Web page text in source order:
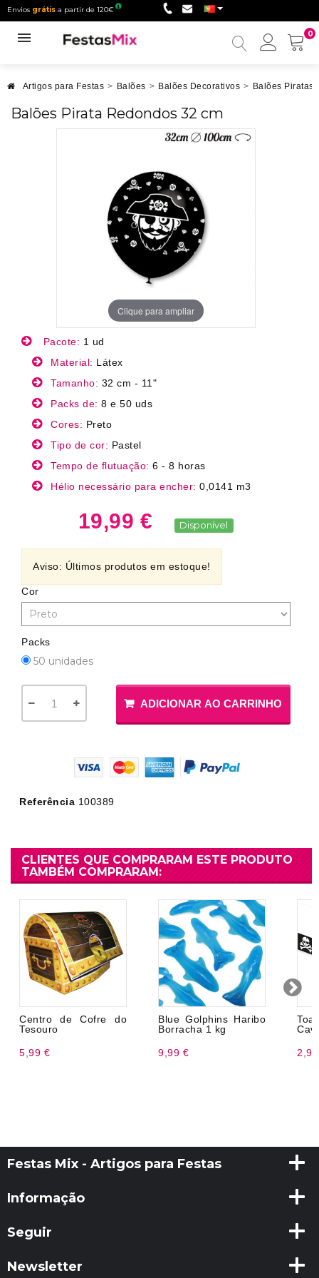
Envios grátis a partir de 120€
0
Minha
Artigos para Festas > Balões > Balões Decorativos > Balões Piratas
Balões Pirata Redondos 32 cm
Clique para ampliar
Pacote: 1 ud
Material: Látex
Tamanho: 32 cm - 11"
Packs de: 8 e 50 uds
Cores: Preto
Tipo de cor: Pastel
Tempo de flutuação: 6 - 8 horas
Hélio necessário para encher: 0,0141 m3
19,99 € Disponível
Aviso: Últimos produtos em estoque!
Cor
Packs
50 unidades
ADICIONAR AO CARRINHO
Referência 100389
CLIENTES QUE COMPRARAM ESTE PRODUTO
TAMBÉM COMPRARAM:
Centro de Cofre do
Tesouro
5,99 €
Blue Golphins Haribo
Borracha 1 kg
9,99 €
Festas Mix - Artigos para Festas
Informação
Seguir
Newsletter